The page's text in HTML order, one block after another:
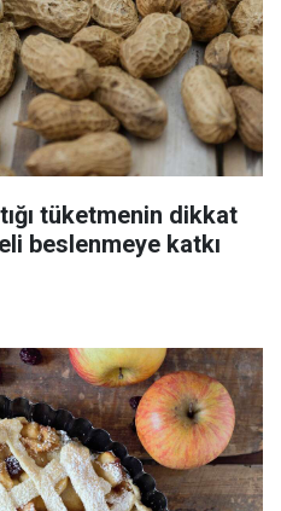
tüketmenin dikkat
beslenmeye katkı